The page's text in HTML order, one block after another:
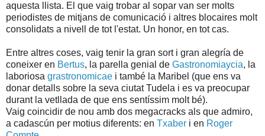
aquesta llista. El que vaig trobar al sopar van ser molts
periodistes de mitjans de comunicació i altres blocaires molt
consolidats a nivell de tot l'estat. Un honor, en tot cas.
Entre altres coses, vaig tenir la gran sort i gran alegría de
coneixer en Bertus, la parella genial de Gastronomiaycia, la
laboriosa grastronomicae i també la Maribel (que ens va
donar detalls sobre la seva ciutat Tudela i es va preocupar
durant la vetllada de que ens sentíssim molt bé).
Vaig coincidir de nou amb dos megacracks als que admiro,
a cadascún per motius diferents: en Txaber i en Roger